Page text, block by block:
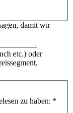
damit wir
etc.) oder
zu haben: *